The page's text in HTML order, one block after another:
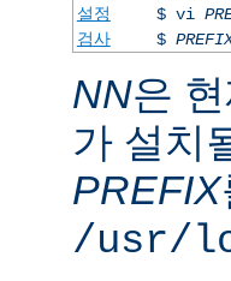
설정
$ vi
검사
$
NN은
가 설치
PREFIX
/usr/